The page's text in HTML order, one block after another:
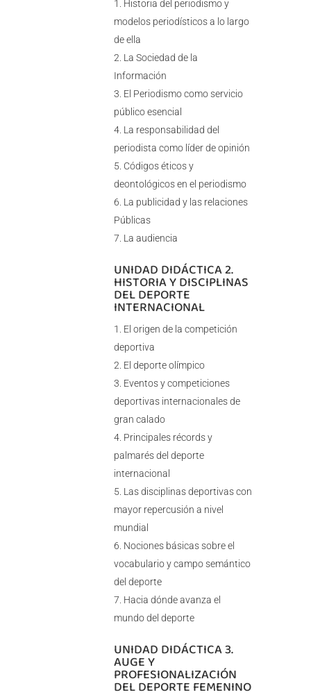
Historia del periodismo y
modelos periodísticos a lo largo
de ella
La Sociedad de la
Información
El Periodismo como servicio
público esencial
La responsabilidad del
periodista como líder de opinión
Códigos éticos y
deontológicos en el periodismo
La publicidad y las relaciones
Públicas
La audiencia
UNIDAD DIDÁCTICA 2.
HISTORIA Y DISCIPLINAS
DEL DEPORTE
INTERNACIONAL
El origen de la competición
deportiva
El deporte olímpico
Eventos y competiciones
deportivas internacionales de
gran calado
Principales récords y
palmarés del deporte
internacional
Las disciplinas deportivas con
mayor repercusión a nivel
mundial
Nociones básicas sobre el
vocabulario y campo semántico
del deporte
Hacia dónde avanza el
mundo del deporte
UNIDAD DIDÁCTICA 3.
AUGE Y
PROFESIONALIZACIÓN
DEL DEPORTE FEMENINO